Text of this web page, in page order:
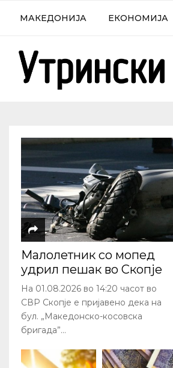
МАКЕДОНИЈА ЕКОНОМИЈА
Малолетник со мопед
удрил пешак во Скопје
На 01.08.2026 во 14:20 часот во
СВР Скопје е пријавено дека на
бул. „Македонско-косовска
бригада”...